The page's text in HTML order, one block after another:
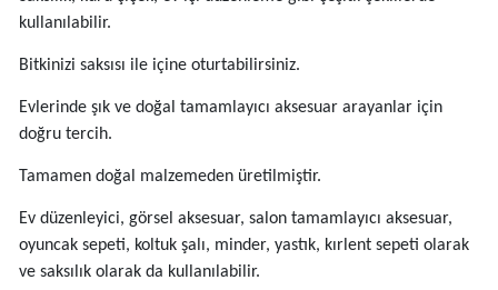
kullanılabilir.
Bitkinizi saksısı ile içine oturtabilirsiniz.
Evlerinde şık ve doğal tamamlayıcı aksesuar arayanlar için
doğru tercih.
Tamamen doğal malzemeden üretilmiştir.
Ev düzenleyici, görsel aksesuar, salon tamamlayıcı aksesuar,
oyuncak sepeti, koltuk şalı, minder, yastık, kırlent sepeti olarak
ve saksılık olarak da kullanılabilir.